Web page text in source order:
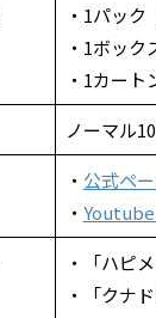
・1パッ
・1ボッ
・1カー
ノーマル
・ 公式ペ
・
・「ハピ
・「クナ